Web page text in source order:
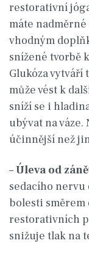
restorativní
máte
vhodným
snížené tvorbě
Glukóza vytváří
může vést k
sníží se i
ubývat na
účinnější než
–Úleva od
sedacího nervu
bolesti směrem
restorativních
snižuje tlak na